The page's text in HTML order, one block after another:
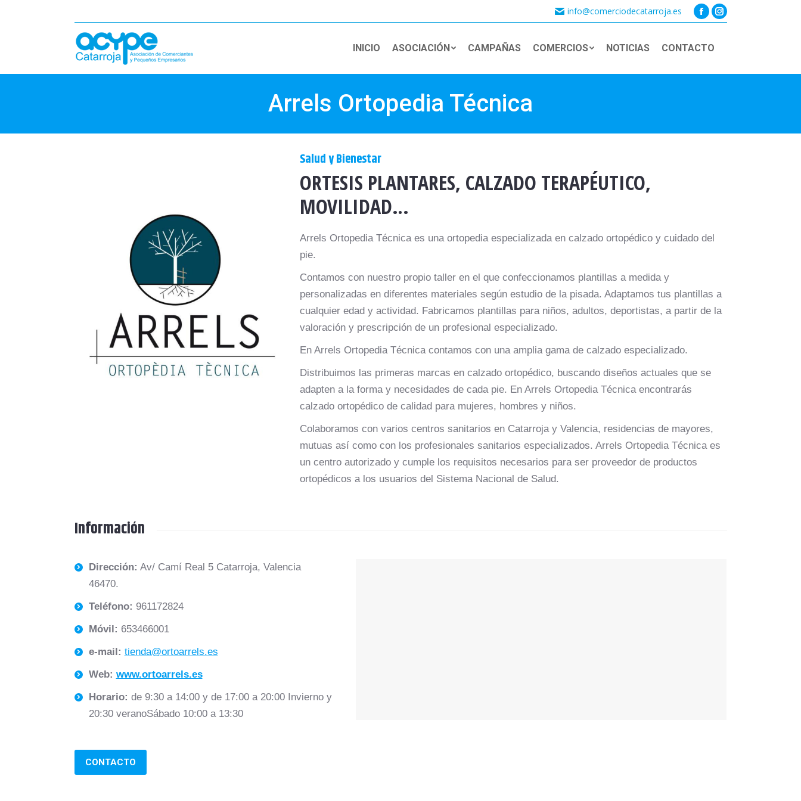
info@comerciodecatarroja.es
Facebook
opens
Instagram
INICIO ASOCIACIÓN CAMPAÑAS COMERCIOS NOTICIAS CONTACTO
Arrels Ortopedia Técnica
Salud y Bienestar
ORTESIS PLANTARES, CALZADO TERAPÉUTICO,
MOVILIDAD…
Arrels Ortopedia Técnica es una ortopedia especializada en calzado ortopédico y cuidado del
pie.
Contamos con nuestro propio taller en el que confeccionamos plantillas a medida y
personalizadas en diferentes materiales según estudio de la pisada. Adaptamos tus plantillas a
cualquier edad y actividad. Fabricamos plantillas para niños, adultos, deportistas, a partir de la
valoración y prescripción de un profesional especializado.
En Arrels Ortopedia Técnica contamos con una amplia gama de calzado especializado.
Distribuimos las primeras marcas en calzado ortopédico, buscando diseños actuales que se
adapten a la forma y necesidades de cada pie. En Arrels Ortopedia Técnica encontrarás
calzado ortopédico de calidad para mujeres, hombres y niños.
Colaboramos con varios centros sanitarios en Catarroja y Valencia, residencias de mayores,
mutuas así como con los profesionales sanitarios especializados. Arrels Ortopedia Técnica es
un centro autorizado y cumple los requisitos necesarios para ser proveedor de productos
ortopédicos a los usuarios del Sistema Nacional de Salud.
Información
Dirección: Av/ Camí Real 5 Catarroja, Valencia
46470.
Teléfono: 961172824
Móvil: 653466001
e-mail: tienda@ortoarrels.es
Web: www.ortoarrels.es
Horario: de 9:30 a 14:00 y de 17:00 a 20:00 Invierno y
20:30 veranoSábado 10:00 a 13:30
CONTACTO